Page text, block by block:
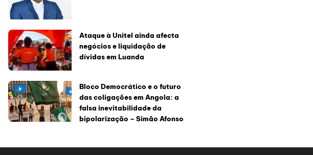
Ataque à Unitel ainda afecta
negócios e liquidação de
dívidas em Luanda
Bloco Democrático e o futuro
das coligações em Angola: a
falsa inevitabilidade da
bipolarização – Simão Afonso